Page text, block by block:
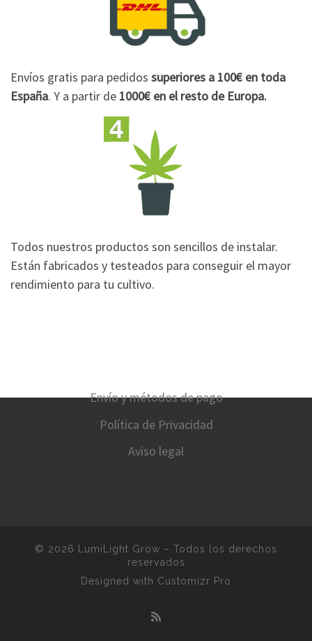
Envíos gratis para pedidos superiores a 100€ en toda
España. Y a partir de 1000€ en el resto de Europa.
Todos nuestros productos son sencillos de instalar.
Están fabricados y testeados para conseguir el mayor
rendimiento para tu cultivo.
Envío y métodos de pago
Política de Privacidad
Aviso legal
© 2026 LumiLight Grow – Todos los derechos
reservados
Designed with Customizr Pro